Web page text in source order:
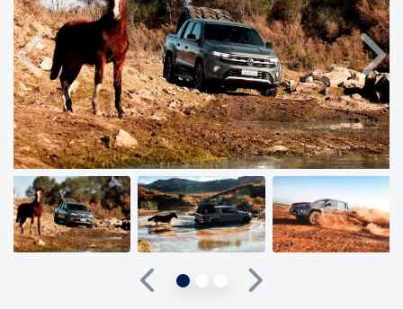
Anterior
Anterior
Próximo